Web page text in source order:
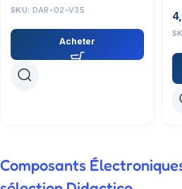
SKU: DAR-02-V35
Acheter
Composants